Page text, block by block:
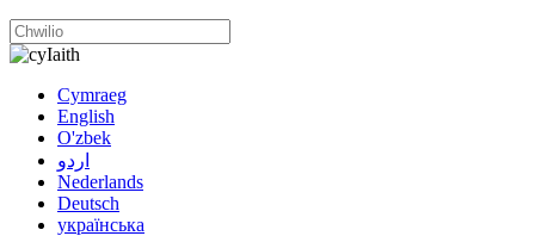
Iaith
Cymraeg
English
O'zbek
اردو
Nederlands
Deutsch
українська